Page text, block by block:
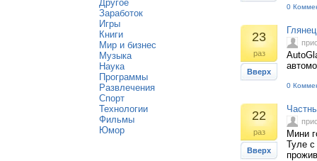
Другое
Заработок
Игры
Книги
Мир и бизнес
Музыка
Наука
Программы
Развлечения
Спорт
Технологии
Фильмы
Юмор
0
23
раз
Вверх
0
22
раз
Вверх
Мини
Туле